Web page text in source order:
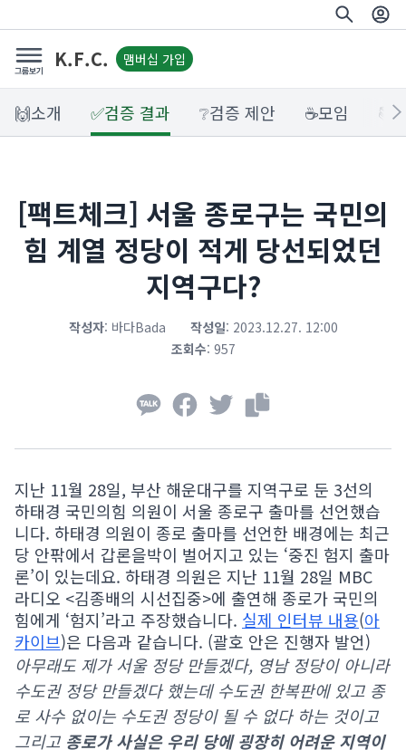
K.F.C. 맴버십 가입
🙌소개 ✅검증 결과 ❔검증 제안 ☕모임 📚
[팩트체크] 서울 종로구는 국민의
힘 계열 정당이 적게 당선되었던
지역구다?
작성자: 바다Bada 작성일: 2023.12.27. 12:00
조회수: 957
지난 11월 28일, 부산 해운대구를 지역구로 둔 3선의
하태경 국민의힘 의원이 서울 종로구 출마를 선언했습
니다. 하태경 의원이 종로 출마를 선언한 배경에는 최근
당 안팎에서 갑론을박이 벌어지고 있는 ‘중진 험지 출마
론’이 있는데요. 하태경 의원은 지난 11월 28일 MBC
라디오 <김종배의 시선집중>에 출연해 종로가 국민의
힘에게 ‘험지’라고 주장했습니다. 실제 인터뷰 내용(아
카이브)은 다음과 같습니다. (괄호 안은 진행자 발언)
아무래도 제가 서울 정당 만들겠다, 영남 정당이 아니라
수도권 정당 만들겠다 했는데 수도권 한복판에 있고 종
로 사수 없이는 수도권 정당이 될 수 없다 하는 것이고
그리고 종로가 사실은 우리 당에 굉장히 어려운 지역이